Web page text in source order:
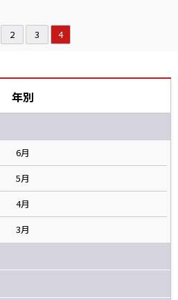
2 3 4
年別
6月
5月
4月
3月